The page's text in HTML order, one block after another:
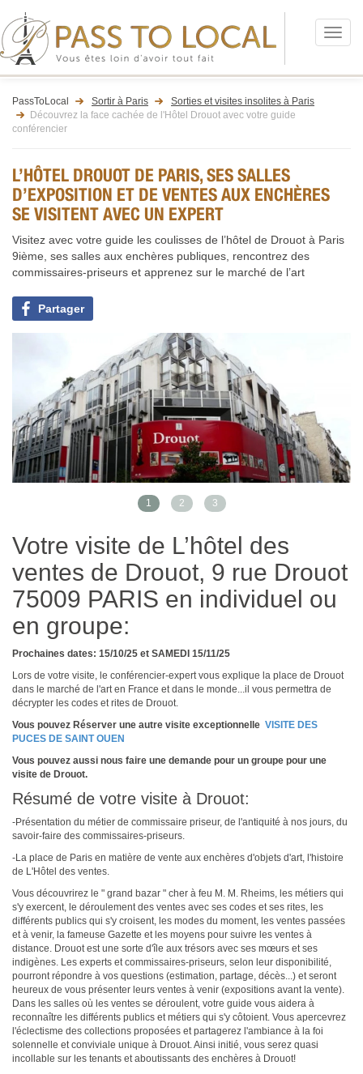
Menu
PassToLocal Sortir à Paris
Sorties et visites insolites à Paris
Découvrez la face cachée de l'Hôtel Drouot avec votre guide
conférencier
L’HÔTEL DROUOT DE PARIS, SES SALLES
D’EXPOSITION ET DE VENTES AUX ENCHÈRES
SE VISITENT AVEC UN EXPERT
Visitez avec votre guide les coulisses de l’hôtel de Drouot à Paris
9ième, ses salles aux enchères publiques, rencontrez des
commissaires-priseurs et apprenez sur le marché de l’art
Partager
1 2 3
Votre visite de L’hôtel des
ventes de Drouot, 9 rue Drouot
75009 PARIS en individuel ou
en groupe:
Prochaines dates: 15/10/25 et SAMEDI 15/11/25
Lors de votre visite, le conférencier-expert vous explique la place de Drouot
dans le marché de l'art en France et dans le monde...il vous permettra de
décrypter les codes et rites de Drouot.
Vous pouvez Réserver une autre visite exceptionnelle VISITE DES
PUCES DE SAINT OUEN
Vous pouvez aussi nous faire une demande pour un groupe pour une
visite de Drouot.
Résumé de votre visite à Drouot:
-Présentation du métier de commissaire priseur, de l'antiquité à nos jours, du
savoir-faire des commissaires-priseurs.
-La place de Paris en matière de vente aux enchères d'objets d'art, l'histoire
de L'Hôtel des ventes.
Vous découvrirez le " grand bazar " cher à feu M. M. Rheims, les métiers qui
s'y exercent, le déroulement des ventes avec ses codes et ses rites, les
différents publics qui s'y croisent, les modes du moment, les ventes passées
et à venir, la fameuse Gazette et les moyens pour suivre les ventes à
distance. Drouot est une sorte d'île aux trésors avec ses mœurs et ses
indigènes. Les experts et commissaires-priseurs, selon leur disponibilité,
pourront répondre à vos questions (estimation, partage, décès...) et seront
heureux de vous présenter leurs ventes à venir (expositions avant la vente).
Dans les salles où les ventes se déroulent, votre guide vous aidera à
reconnaître les différents publics et métiers qui s'y côtoient. Vous apercevrez
l'éclectisme des collections proposées et partagerez l'ambiance à la foi
solennelle et conviviale unique à Drouot. Ainsi initié, vous serez quasi
incollable sur les tenants et aboutissants des enchères à Drouot!